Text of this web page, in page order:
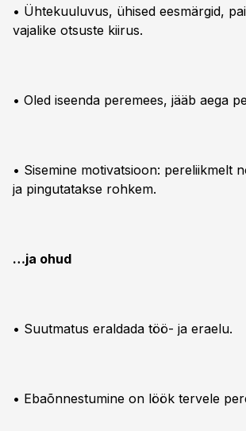
• Ühtekuuluvus, ühised eesmärgid,
vajalike otsuste kiirus.
• Oled iseenda peremees, jääb aega
• Sisemine motivatsioon: pereliikmelt
ja pingutatakse rohkem.
…ja ohud
• Suutmatus eraldada töö- ja eraelu.
• Ebaõnnestumine on löök tervele